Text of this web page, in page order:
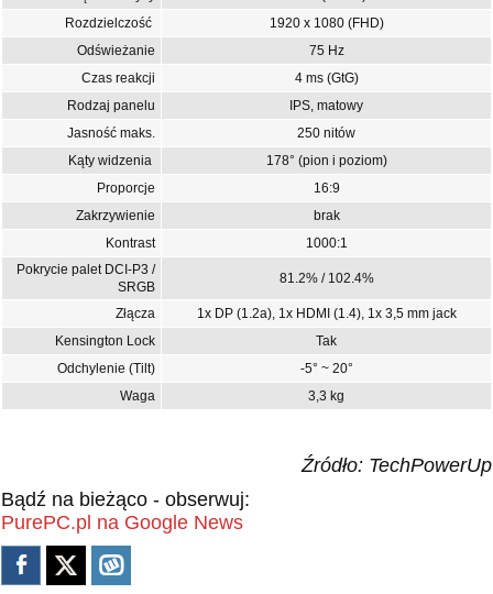
Rozdzielczość
1920 x 1080 (FHD)
Odświeżanie
75 Hz
Czas reakcji
4 ms (GtG)
Rodzaj panelu
IPS, matowy
Jasność maks.
250 nitów
Kąty widzenia
178° (pion i poziom)
Proporcje
16:9
Zakrzywienie
brak
Kontrast
1000:1
Pokrycie palet DCI-P3 /
SRGB
81.2% / 102.4%
Złącza
1x DP (1.2a), 1x HDMI (1.4), 1x 3,5 mm jack
Kensington Lock
Tak
Odchylenie (Tilt)
-5° ~ 20°
Waga
3,3 kg
Źródło: TechPowerUp
Bądź na bieżąco - obserwuj:
PurePC.pl na Google News